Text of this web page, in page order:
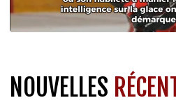
NOUVELLES